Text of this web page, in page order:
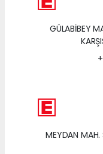
GÜLABİBEY
MEYDAN